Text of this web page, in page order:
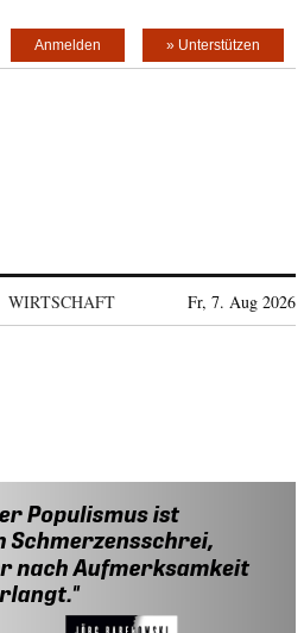
» Unterstützen
Anmelden
WIRTSCHAFT Fr, 7. Aug 2026